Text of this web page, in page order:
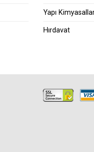
Yapı
Hırdavat